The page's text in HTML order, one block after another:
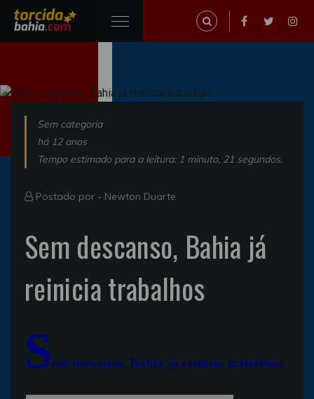
Sem categoria
há 12 anos
Tempo estimado para a leitura: 1 minuto, 21 segundos.
Postado por - Newton Duarte
Sem descanso, Bahia já
reinicia trabalhos
Sem descanso, Bahia já reinicia trabalhos